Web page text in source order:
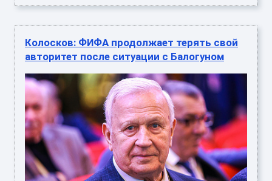
Колосков: ФИФА продолжает терять свой
авторитет после ситуации с Балогуном